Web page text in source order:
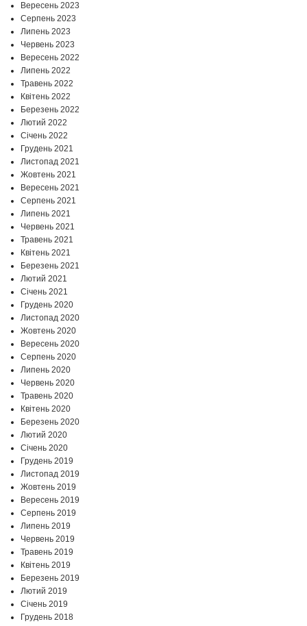
Вересень 2023
Серпень 2023
Липень 2023
Червень 2023
Вересень 2022
Липень 2022
Травень 2022
Квітень 2022
Березень 2022
Лютий 2022
Січень 2022
Грудень 2021
Листопад 2021
Жовтень 2021
Вересень 2021
Серпень 2021
Липень 2021
Червень 2021
Травень 2021
Квітень 2021
Березень 2021
Лютий 2021
Січень 2021
Грудень 2020
Листопад 2020
Жовтень 2020
Вересень 2020
Серпень 2020
Липень 2020
Червень 2020
Травень 2020
Квітень 2020
Березень 2020
Лютий 2020
Січень 2020
Грудень 2019
Листопад 2019
Жовтень 2019
Вересень 2019
Серпень 2019
Липень 2019
Червень 2019
Травень 2019
Квітень 2019
Березень 2019
Лютий 2019
Січень 2019
Грудень 2018